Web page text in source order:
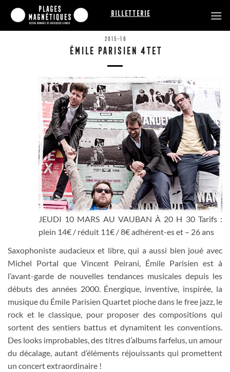
Passer
contenu
Billetterie
2015-16
ÉMILE PARISIEN 4TET
JEUDI 10 MARS AU VAUBAN À 20 H 30 Tarifs :
plein 14€ / réduit 11€ / 8€ adhérent-es et – 26 ans
Saxophoniste audacieux et libre, qui a aussi bien joué avec
Michel Portal que Vincent Peirani, Émile Parisien est à
l’avant-garde de nouvelles tendances musicales depuis les
débuts des années 2000. Énergique, inventive, inspirée, la
musique du Émile Parisien Quartet pioche dans le free jazz, le
rock et le classique, pour proposer des compositions qui
sortent des sentiers battus et dynamitent les conventions.
Des looks improbables, des titres d’albums farfelus, un amour
du décalage, autant d’éléments réjouissants qui promettent
un concert extraordinaire !